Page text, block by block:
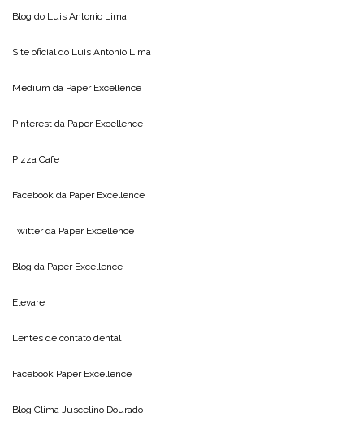
Blog do Luis Antonio Lima
Site oficial do Luis Antonio Lima
Medium da Paper Excellence
Pinterest da Paper Excellence
Pizza Cafe
Facebook da Paper Excellence
Twitter da Paper Excellence
Blog da Paper Excellence
Elevare
Lentes de contato dental
Facebook Paper Excellence
Blog Clima Juscelino Dourado